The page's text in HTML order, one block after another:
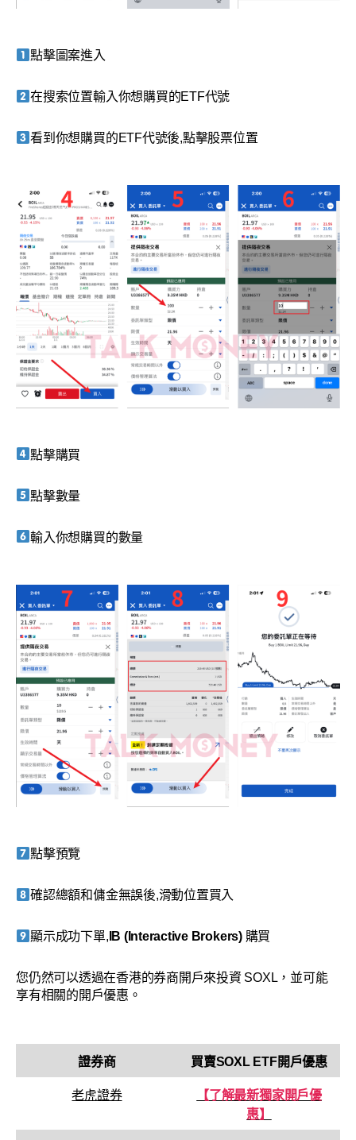
點擊圖案進入
在搜索位置輸入你想購買的ETF代號
看到你想購買的ETF代號後,點擊股票位置
點擊購買
點擊數量
輸入你想購買的數量
點擊預覽
確認總額和傭金無誤後,滑動位置買入
顯示成功下單, IB (Interactive Brokers) 購買
您仍然可以透過在香港的券商開戶來投資 SOXL，並可能
享有相關的開戶優惠。
證券商 買賣SOXLETF開戶優惠
老虎證券
【了解最新獨家開戶優
惠】